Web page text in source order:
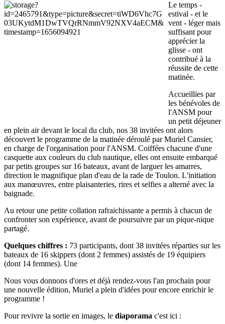
Le temps -
estival - et le
vent - léger mais
suffisant pour
apprécier la
glisse - ont
contribué à la
réussite de cette
matinée.
Accueillies par
les bénévoles de
l'ANSM pour
un petit déjeuner
en plein air devant le local du club, nos 38 invitées ont alors
découvert le programme de la matinée déroulé par Muriel Cansier,
en charge de l'organisation pour l'ANSM. Coiffées chacune d'une
casquette aux couleurs du club nautique, elles ont ensuite embarqué
par petits groupes sur 16 bateaux, avant de larguer les amarres,
direction le magnifique plan d'eau de la rade de Toulon. L'initiation
aux manœuvres, entre plaisanteries, rires et selfies a alterné avec la
baignade.
Au retour une petite collation rafraichissante a permis à chacun de
confronter son expérience, avant de poursuivre par un pique-nique
partagé.
Quelques chiffres : 73 participants, dont 38 invitées réparties sur les
bateaux de 16 skippers (dont 2 femmes) assistés de 19 équipiers
(dont 14 femmes). Une
Nous vous donnons d'ores et déjà rendez-vous l'an prochain pour
une nouvelle édition, Muriel a plein d'idées pour encore enrichir le
programme !
Pour revivre la sortie en images, le diaporama c'est ici :